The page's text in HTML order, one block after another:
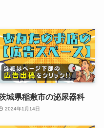
城県稲敷市の泌尿器科
2024年1月14日